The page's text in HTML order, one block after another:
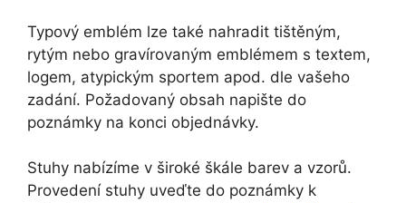
Typový emblém lze také nahradit tištěným,
rytým nebo gravírovaným emblémem s textem,
logem, atypickým sportem apod. dle vašeho
zadání. Požadovaný obsah napište do
poznámky na konci objednávky.
Stuhy nabízíme v široké škále barev a vzorů.
Provedení stuhy uveďte do poznámky k